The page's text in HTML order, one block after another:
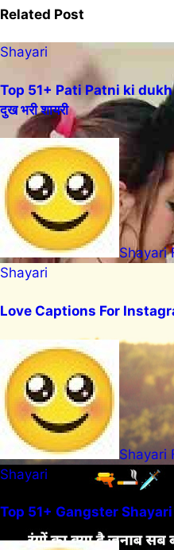
Related Post
Shayari
Top 51+ Pati Patni ki dukh
दुख भरी शायरी
Shayari
Shayari
Love Captions For
Shayari
Shayari
Top 51+ Gangster Shayari